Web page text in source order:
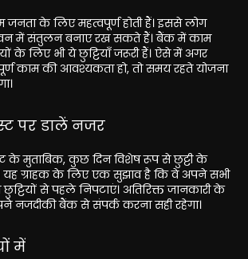
जनता के लिए महत्वपूर्ण होती हैं। इससे लोग
में संतुलन बनाए रख सकते हैं। बैंक में काम
के लिए भी ये छुट्टियाँ जरूरी हैं। ऐसे में अगर
काम की आवश्यकता हो, तो समय रहते योजना
पर डालें नजर
के मुताबिक, कुछ दिन विशेष रूप से छुट्टी के
यह ग्राहक के लिए एक सुझाव है कि वे अपने सभी
से पहले निपटाएं। अतिरिक्त जानकारी के
नजदीकी बैंक से संपर्क करना सही रहेगा।
में